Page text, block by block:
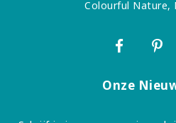
Colourful Nature,
Onze